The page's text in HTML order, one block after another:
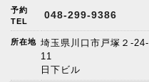
予約
TEL
048-299-9386
所在地 埼玉県川口市戸塚２-24-
11
日下ビル